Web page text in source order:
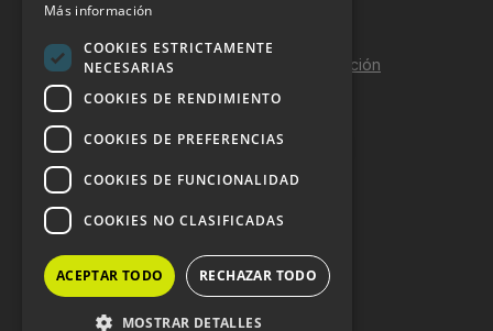
Política de calidad y seguridad de la información
Contacto
DOSSIER Y CONTRATACIÓN
Dossier 2026 (ES)
Dossier 2026 (EN)
Más información
COOKIES ESTRICTAMENTE
NECESARIAS
COOKIES DE RENDIMIENTO
COOKIES DE PREFERENCIAS
COOKIES DE FUNCIONALIDAD
COOKIES NO CLASIFICADAS
ACEPTAR TODO RECHAZAR TODO
MOSTRAR DETALLES